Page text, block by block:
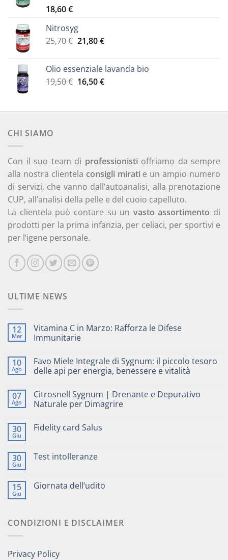
Valutato
5
18,60€
Nitrosyg
25,70€ Il
era:
25,70 €.
21,80€Il
è:
21,80 €.
Olio essenziale lavanda bio
19,50€ Il
era:
16,50€Il
è:
CHI SIAMO
Con il suo team di professionisti offriamo da sempre
alla nostra clientela consigli mirati e un ampio numero
di servizi, che vanno dall’autoanalisi, alla prenotazione
CUP, all’analisi della pelle e del cuoio capelluto.
La clientela può contare su un vasto assortimento di
prodotti per la prima infanzia, per celiaci, per sportivi e
per l’igene personale.
ULTIME NEWS
12
Mar
Vitamina C in Marzo: Rafforza le Difese
Immunitarie
10
Ago
Favo Miele Integrale di Sygnum: il piccolo tesoro
delle api per energia, benessere e vitalità
07
Ago
Citrosnell Sygnum | Drenante e Depurativo
Naturale per Dimagrire
30
Giu
Fidelity card Salus
30
Giu
Test intolleranze
15
Giu
Giornata dell’udito
CONDIZIONI E DISCLAIMER
Privacy Policy